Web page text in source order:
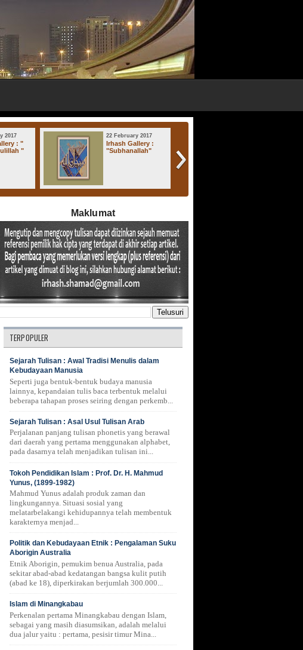
: "
"
22 February 2017
Irhash Gallery :
"Subhanallah"
Maklumat
TERPOPULER
Sejarah Tulisan : Awal Tradisi Menulis dalam
Kebudayaan Manusia
Seperti juga bentuk-bentuk budaya manusia
lainnya, kepandaian tulis baca terbentuk melalui
beberapa tahapan proses seiring dengan perkemb...
Sejarah Tulisan : Asal Usul Tulisan Arab
Perjalanan panjang tulisan phonetis yang berawal
dari daerah yang pertama menggunakan alphabet,
pada dasarnya telah menjadikan tulisan ini...
Tokoh Pendidikan Islam : Prof. Dr. H. Mahmud
Yunus, (1899-1982)
Mahmud Yunus adalah produk zaman dan
lingkungannya. Situasi sosial yang
melatarbelakangi kehidupannya telah membentuk
karakternya menjad...
Politik dan Kebudayaan Etnik : Pengalaman Suku
Aborigin Australia
Etnik Aborigin, pemukim benua Australia, pada
sekitar abad-abad kedatangan bangsa kulit putih
(abad ke 18), diperkirakan berjumlah 300.000...
Islam di Minangkabau
Perkenalan pertama Minangkabau dengan Islam,
sebagai yang masih diasumsikan, adalah melalui
dua jalur yaitu : pertama, pesisir timur Mina...